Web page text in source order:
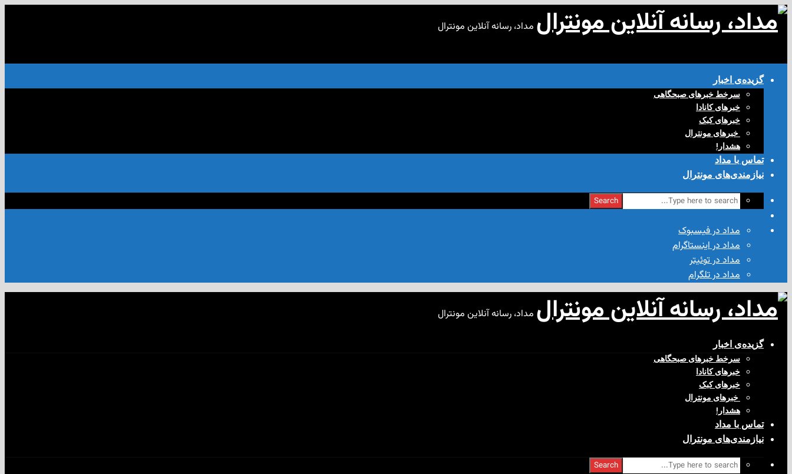
مداد، رسانه آنلاین مونترال
گزیده‌ی‌ اخبار
سرخط خبرهای صبحگاهی
خبرهای کانادا
خبرهای کبک
‌ خبرهای مونترال
هشدار!
تماس با مداد
نیازمندی‌های مونترال
Search
مداد در فیسبوک
مداد در اینستاگرام
مداد در توئیتر
مداد در تلگرام
مداد، رسانه آنلاین مونترال
گزیده‌ی‌ اخبار
سرخط خبرهای صبحگاهی
خبرهای کانادا
خبرهای کبک
‌ خبرهای مونترال
هشدار!
تماس با مداد
نیازمندی‌های مونترال
Search